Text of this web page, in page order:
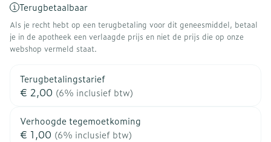
Terugbetaalbaar
Als je recht hebt op een terugbetaling voor dit geneesmiddel, betaal
je in de apotheek een verlaagde prijs en niet de prijs die op onze
webshop vermeld staat.
Terugbetalingstarief
€ 2,00 (6% inclusief btw)
Verhoogde tegemoetkoming
€ 1,00 (6% inclusief btw)